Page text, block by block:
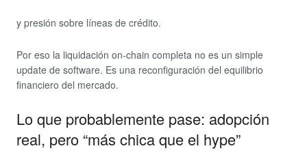
y presión sobre líneas de crédito.
Por eso la liquidación on-chain completa no es un simple
update de software. Es una reconfiguración del equilibrio
financiero del mercado.
Lo que probablemente pase: adopción
real, pero “más chica que el hype”